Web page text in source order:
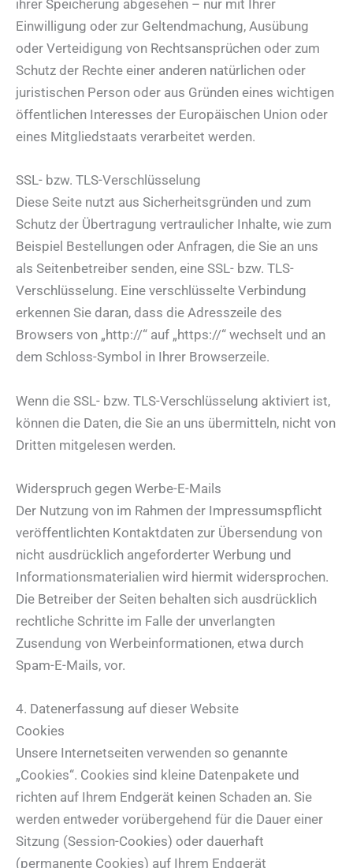
ihrer Speicherung abgesehen – nur mit Ihrer
Einwilligung oder zur Geltendmachung, Ausübung
oder Verteidigung von Rechtsansprüchen oder zum
Schutz der Rechte einer anderen natürlichen oder
juristischen Person oder aus Gründen eines wichtigen
öffentlichen Interesses der Europäischen Union oder
eines Mitgliedstaats verarbeitet werden.
SSL- bzw. TLS-Verschlüsselung
Diese Seite nutzt aus Sicherheitsgründen und zum
Schutz der Übertragung vertraulicher Inhalte, wie zum
Beispiel Bestellungen oder Anfragen, die Sie an uns
als Seitenbetreiber senden, eine SSL- bzw. TLS-
Verschlüsselung. Eine verschlüsselte Verbindung
erkennen Sie daran, dass die Adresszeile des
Browsers von „http://“ auf „https://“ wechselt und an
dem Schloss-Symbol in Ihrer Browserzeile.
Wenn die SSL- bzw. TLS-Verschlüsselung aktiviert ist,
können die Daten, die Sie an uns übermitteln, nicht von
Dritten mitgelesen werden.
Widerspruch gegen Werbe-E-Mails
Der Nutzung von im Rahmen der Impressumspflicht
veröffentlichten Kontaktdaten zur Übersendung von
nicht ausdrücklich angeforderter Werbung und
Informationsmaterialien wird hiermit widersprochen.
Die Betreiber der Seiten behalten sich ausdrücklich
rechtliche Schritte im Falle der unverlangten
Zusendung von Werbeinformationen, etwa durch
Spam-E-Mails, vor.
4. Datenerfassung auf dieser Website
Cookies
Unsere Internetseiten verwenden so genannte
„Cookies“. Cookies sind kleine Datenpakete und
richten auf Ihrem Endgerät keinen Schaden an. Sie
werden entweder vorübergehend für die Dauer einer
Sitzung (Session-Cookies) oder dauerhaft
(permanente Cookies) auf Ihrem Endgerät